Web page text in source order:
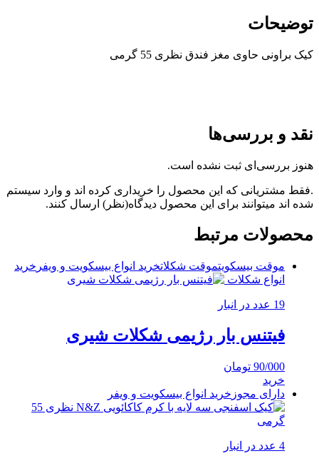
توضیحات
کیک براونی حاوی مغز فندق نظری 55 گرمی
نقد و بررسی‌ها
هنوز بررسی‌ای ثبت نشده است.
.فقط مشتریانی که این محصول را خریداری کرده اند و وارد سیستم
شده اند میتوانند برای این محصول دیدگاه(نظر) ارسال کنند.
محصولات مرتبط
موقت بیسکویتموقت شکلاتخرید انواع بیسکویت و ویفر خرید
انواع شکلات
19 عدد در انبار
فیتنس بار رژیمی شکلات شیری
90/000 تومان
خرید
دارای مجوز خرید انواع بیسکویت و ویفر
4 عدد در انبار